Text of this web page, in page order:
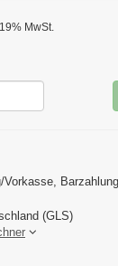
MwSt.
Vorkasse,
(GLS)